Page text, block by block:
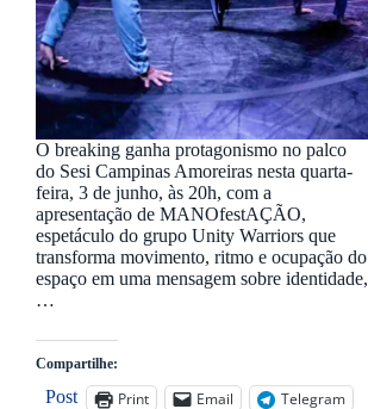
O breaking ganha protagonismo no palco
do Sesi Campinas Amoreiras nesta quarta-
feira, 3 de junho, às 20h, com a
apresentação de MANOfestAÇÃO,
espetáculo do grupo Unity Warriors que
transforma movimento, ritmo e ocupação do
espaço em uma mensagem sobre identidade,
…
Compartilhe:
Post Print Email Telegram